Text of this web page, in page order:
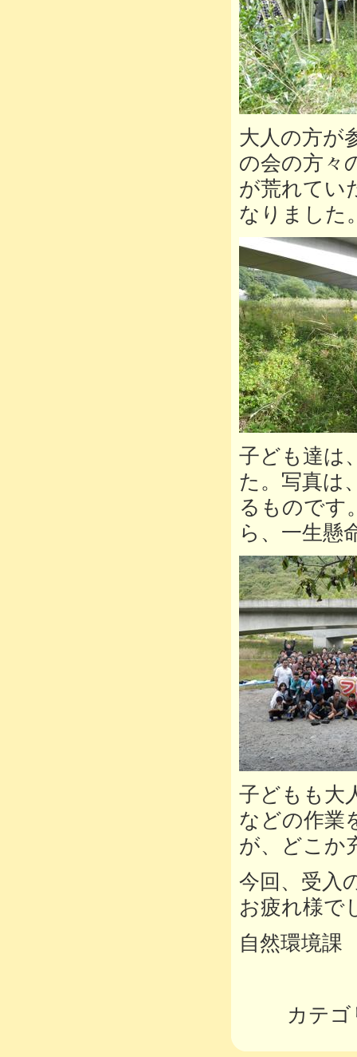
大人の方が
の会の方々
が荒れてい
なりました
子ども達は
た。写真は
るものです
ら、一生懸
子どもも大
などの作業
が、どこか
今回、受入
お疲れ様で
自然環境
カテ